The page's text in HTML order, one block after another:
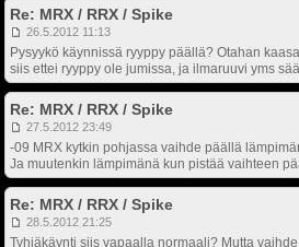
Re: MRX / RRX / Spike
26.5.2012 11:13
Pysyykö käynnissä ryyppy päällä? Otahan
siis ettei ryyppy ole jumissa, ja ilmaruuvi yms
Re: MRX / RRX / Spike
27.5.2012 23:49
-09 MRX kytkin pohjassa vaihde päällä
Ja muutenkin lämpimänä kun pistää vaihteen
Re: MRX / RRX / Spike
28.5.2012 21:25
Tyhjäkäynti siis vapaalla normaali? Mutta